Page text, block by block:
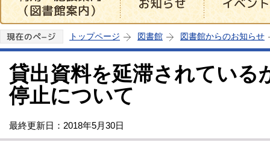
トップページ 図書館 図書館からのお知らせ
貸出資料を延滞されている
停止について
最終更新日：2018年5月30日